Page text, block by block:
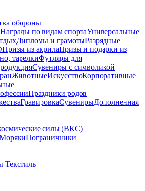
обороны
Награды по видам спортаУниверсальные
Дипломы и грамотыРазрядные
Призы из акрилаПризы и подарки из
тарелкиФутляры для
Сувениры с символикой
ЖивотныеИскусствоКорпоративные
Праздники родов
ГравировкаСувенирыДополненная
силы (ВКС)
МорякиПограничники
Текстиль